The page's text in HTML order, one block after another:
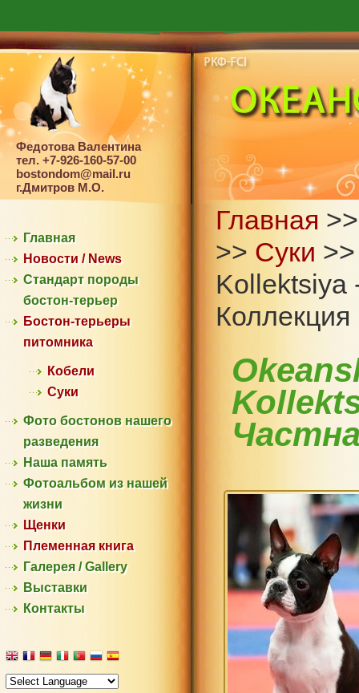
Федотова Валентина
тел. +7-926-160-57-00
bostondom@mail.ru
г.Дмитров М.О.
Главная
Новости / News
Стандарт породы
бостон-терьер
Бостон-терьеры
питомника
Кобели
Суки
Фото бостонов нашего
разведения
Наша память
Фотоальбом из нашей
жизни
Щенки
Племенная книга
Галерея / Gallery
Выставки
Контакты
Главная
>> Суки
Kollektsiya
Коллекция